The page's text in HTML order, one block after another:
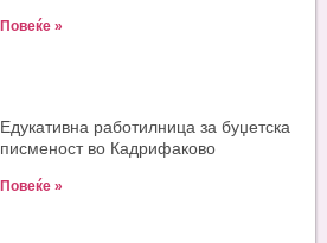
Повеќе »
Едукативна работилница за буџетска
писменост во Кадрифаково
Повеќе »